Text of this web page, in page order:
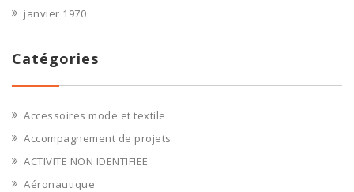
janvier 1970
Catégories
Accessoires mode et textile
Accompagnement de projets
ACTIVITE NON IDENTIFIEE
Aéronautique